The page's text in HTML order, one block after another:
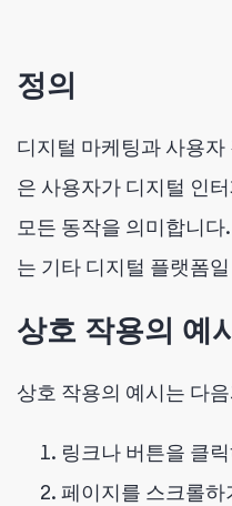
정의
디지털 마케팅과 사용자
은 사용자가 디지털 인
모든 동작을 의미합니
는 기타 디지털 플랫폼
상호 작용의 예
상호 작용의 예시는 다
링크나 버튼을 클
페이지를 스크롤하